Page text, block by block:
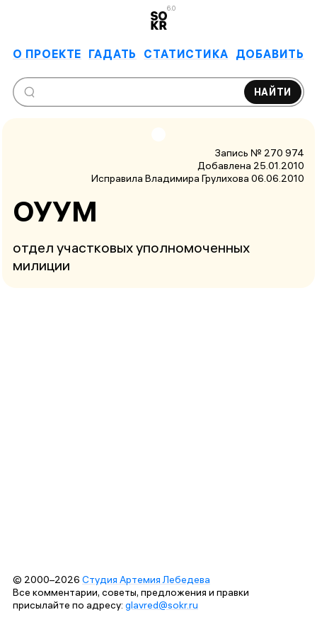
6.0
О ПРОЕКТЕ ГАДАТЬ СТАТИСТИКА ДОБАВИТЬ
НАЙТИ
Запись № 270 974
Добавлена 25.01.2010
Исправила Владимира Грулихова 06.06.2010
ОУУМ
отдел участковых уполномоченных
милиции
© 2000–2026 Студия Артемия Лебедева
Все комментарии, советы, предложения и правки
присылайте по адресу: glavred@sokr.ru